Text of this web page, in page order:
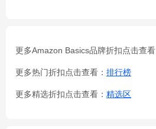
更多Amazon Basics品牌折扣点击查看
更多热门折扣点击查看： 排行榜
更多精选折扣点击查看： 精选区